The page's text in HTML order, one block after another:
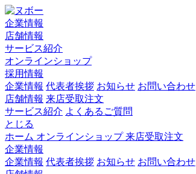
企業情報
店舗情報
サービス紹介
オンラインショップ
採用情報
企業情報 代表者挨拶 お知らせ お問い合わせ
店舗情報 来店受取注文
サービス紹介 よくあるご質問
とじる
ホーム オンラインショップ来店受取注文
企業情報
企業情報 代表者挨拶 お知らせ お問い合わせ